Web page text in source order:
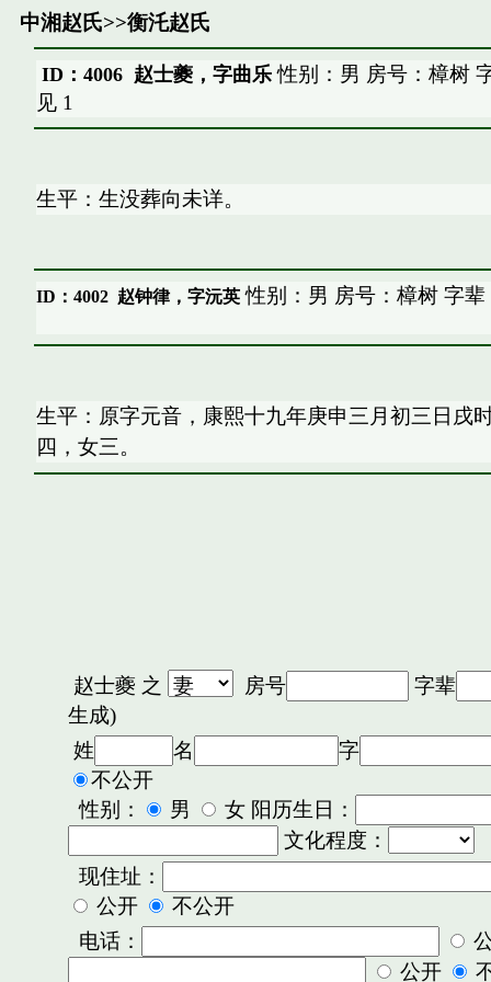
中湘赵氏>>衡汑赵氏
ID：4006 赵士夔，字曲乐性别：男 房号：樟树
见 1
生平：生没葬向未详。
ID：4002 赵钟律，字沅英性别：男 房号：樟树 字辈
生平：原字元音，康熙十九年庚申三月初三日戌
四，女三。
赵士夔 之 房号
字辈
生成)
姓
名
字
不公开
性别：
男
女 阳历生日：
文化程度：
现住址：
公开
不公开
电话：
公开